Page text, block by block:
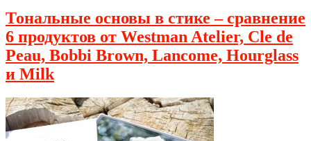
Тональные основы в стике – сравнение
6 продуктов от Westman Atelier, Cle de
Peau, Bobbi Brown, Lancome, Hourglass
и Milk